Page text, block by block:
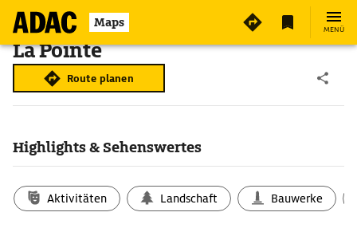
Maps MENÜ
La Pointe
Route planen
Highlights & Sehenswertes
Aktivitäten Landschaft Bauwerke